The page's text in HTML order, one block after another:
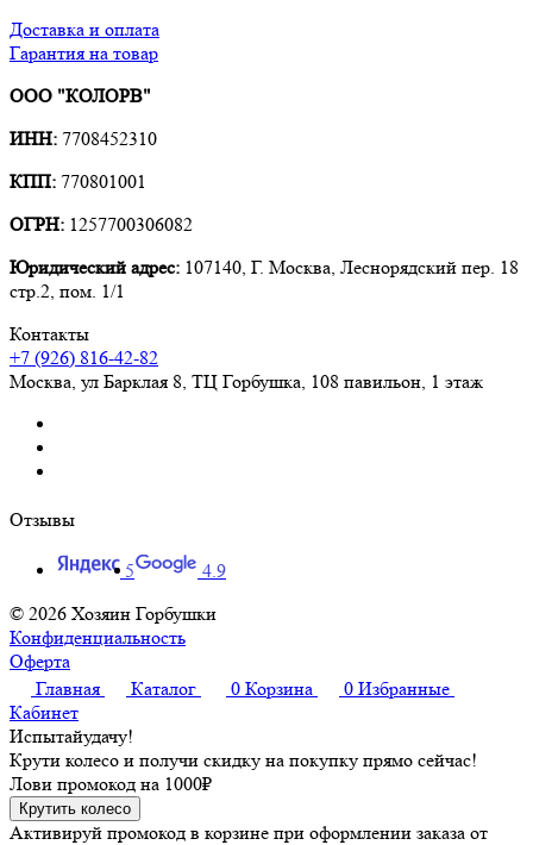
Доставка и оплата
Гарантия на товар
ООО "КОЛОРВ"
ИНН: 7708452310
КПП: 770801001
ОГРН: 1257700306082
Юридический адрес: 107140, Г. Москва, Леснорядский пер. 18
стр.2, пом. 1/1
Контакты
+7 (926) 816-42-82
Москва, ул Барклая 8, ТЦ Горбушка, 108 павильон, 1 этаж
Отзывы
5
4.9
© 2026 Хозяин Горбушки
Конфиденциальность
Оферта
Главная
Каталог 0 Корзина 0 Избранные
Кабинет
Испытайудачу!
Крути колесо и получи скидку на покупку прямо сейчас!
Лови промокод на 1000₽
Крутить колесо
Активируй промокод в корзине при оформлении заказа от